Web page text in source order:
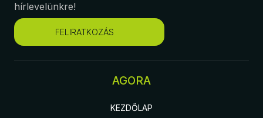
hírlevelünkre!
FELIRATKOZÁS
AGORA
KEZDŐLAP